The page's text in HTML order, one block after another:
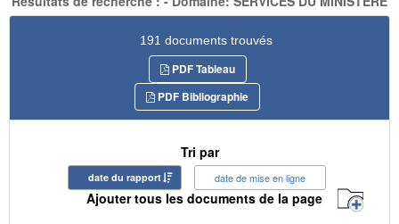
191 documents trouvés
PDF Tableau
PDF Bibliographie
Tri par
date du rapport date de mise en ligne
Ajouter tous les documents de la page